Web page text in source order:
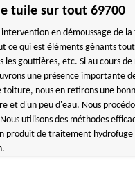
tuile sur tout 69700
en démoussage de
ce qui est éléments gênants
les gouttières, etc. Si au cours
une présence importante
toiture, nous en retirons une
et d'un peu d'eau. Nous
utilisons des méthodes
produit de traitement hydrofuge